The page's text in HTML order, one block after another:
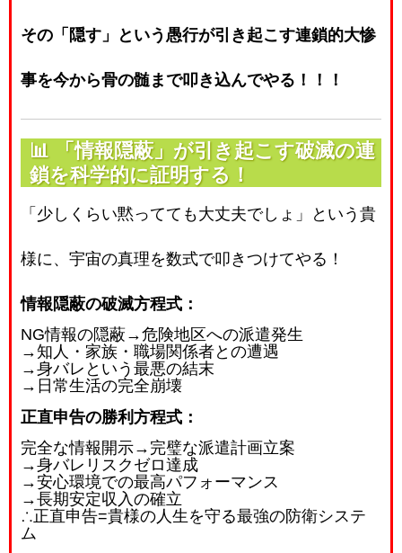
その「隠す」という愚行が引き起こす連鎖的大惨
事を今から骨の髄まで叩き込んでやる！！！
📊
「情報隠蔽」が引き起こす破滅の連
鎖を科学的に証明する！
「少しくらい黙ってても大丈夫でしょ」という貴
様に、宇宙の真理を数式で叩きつけてやる！
情報隠蔽の破滅方程式：
NG情報の隠蔽→危険地区への派遣発生
→知人・家族・職場関係者との遭遇
→身バレという最悪の結末
→ 日常生活の完全崩壊
正直申告の勝利方程式：
完全な情報開示→ 完璧な派遣計画立案
→身バレリスクゼロ達成
→安心環境での最高パフォーマンス
→長期安定収入の確立
∴正直申告=貴様の人生を守る最強の防衛システ
ム